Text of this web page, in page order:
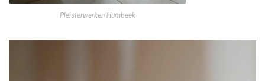
Pleisterwerken Humbeek